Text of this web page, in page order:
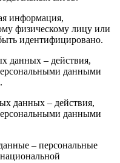
информация,
физическому лицу или
идентифицировано.
данных – действия,
данными
данных – действия,
данными
– персональные